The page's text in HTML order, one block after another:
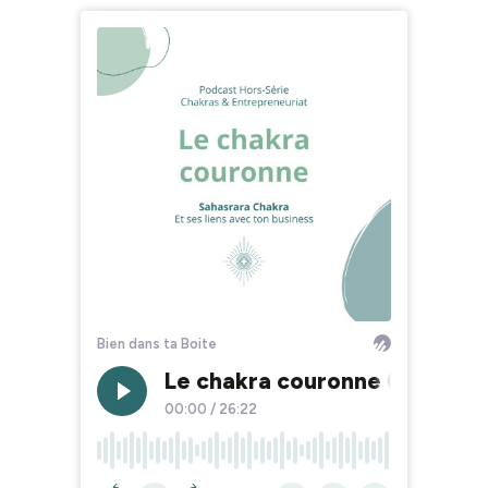
Bien dans ta Boite
Le chakra couronne (Hors-
00:00 / 26:22